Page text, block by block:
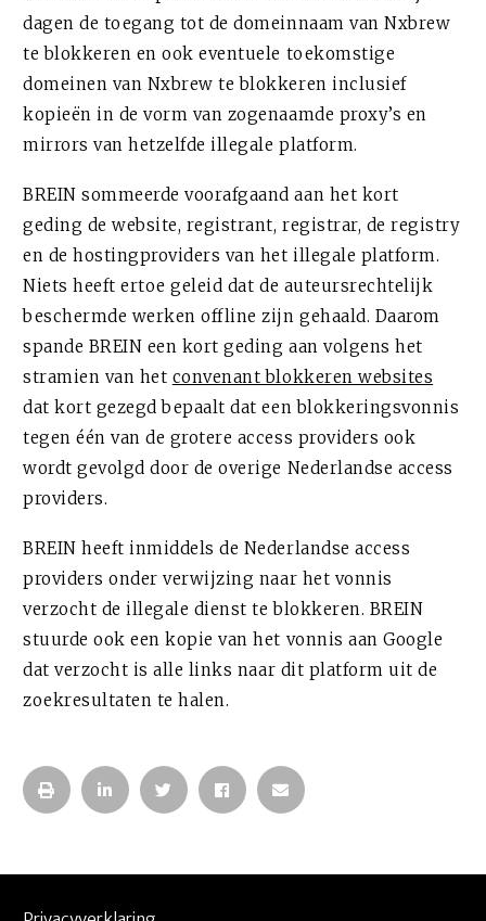
dagen de toegang tot de domeinnaam van Nxbrew
te blokkeren en ook eventuele toekomstige
domeinen van Nxbrew te blokkeren inclusief
kopieën in de vorm van zogenaamde proxy’s en
mirrors van hetzelfde illegale platform.
BREIN sommeerde voorafgaand aan het kort
geding de website, registrant, registrar, de registry
en de hostingproviders van het illegale platform.
Niets heeft ertoe geleid dat de auteursrechtelijk
beschermde werken offline zijn gehaald. Daarom
spande BREIN een kort geding aan volgens het
stramien van het convenant blokkeren websites
dat kort gezegd bepaalt dat een blokkeringsvonnis
tegen één van de grotere access providers ook
wordt gevolgd door de overige Nederlandse access
providers.
BREIN heeft inmiddels de Nederlandse access
providers onder verwijzing naar het vonnis
verzocht de illegale dienst te blokkeren. BREIN
stuurde ook een kopie van het vonnis aan Google
dat verzocht is alle links naar dit platform uit de
zoekresultaten te halen.